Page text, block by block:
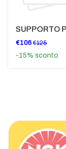
€106 €125
-15% sconto